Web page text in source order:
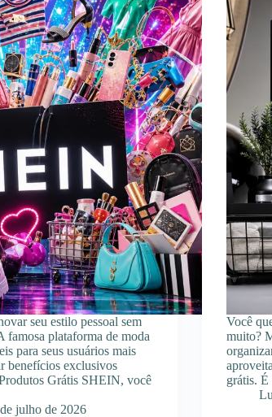
seu estilo pessoal sem
famosa plataforma de moda
para seus usuários mais
benefícios exclusivos
Grátis SHEIN, você
julho de 2026
Você
muito?
grátis.